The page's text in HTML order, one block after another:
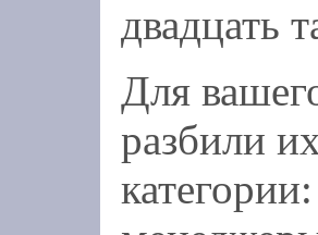
двадцать
Для
разбили